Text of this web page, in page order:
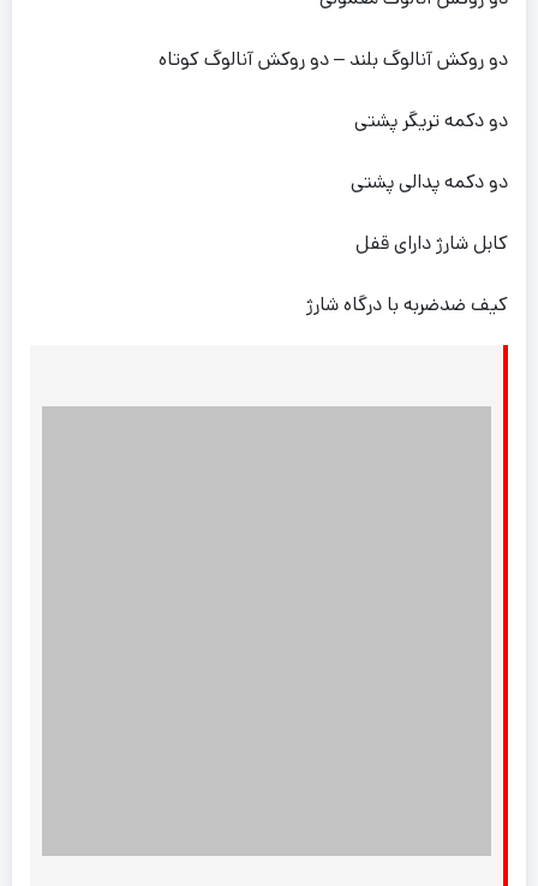
دو روکش آنالوگ بلند – دو روکش آنالوگ کوتاه
دو دکمه تریگر پشتی
دو دکمه پدالی پشتی
کابل شارژ دارای قفل
کیف ضدضربه با درگاه شارژ